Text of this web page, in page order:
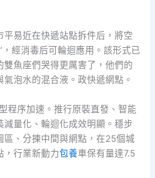
平易近在快遞站點拆件后，將空
經消毒后可輪迴應用。該形式已
雙魚座們哭得更厲害了，他們的
泡水的混合液。政快遞網點。
程序加速。推行原裝直發、智能
量化、輪迴化成效明顯。穩步
區、分揀中間與網點，在25個城
，行業新動力包養車保有量達7.5